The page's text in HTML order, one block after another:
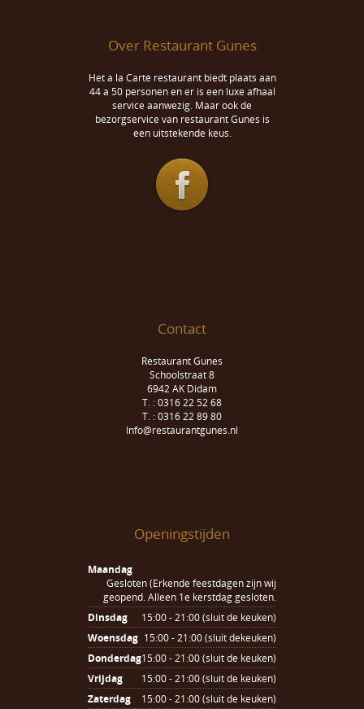
Over Restaurant Gunes
Het a la Carté restaurant biedt plaats aan
44 a 50 personen en er is een luxe afhaal
service aanwezig. Maar ook de
bezorgservice van restaurant Gunes is
een uitstekende keus.
Contact
Restaurant Gunes
Schoolstraat 8
6942 AK Didam
T. : 0316 22 52 68
T. : 0316 22 89 80
Info@restaurantgunes.nl
Openingstijden
Maandag
Gesloten (Erkende feestdagen zijn wij
geopend. Alleen 1e kerstdag gesloten.
Dinsdag
15:00 - 21:00 (sluit de keuken)
Woensdag 15:00 - 21:00 (sluit dekeuken)
Donderdag15:00 - 21:00 (sluit de keuken)
Vrijdag
15:00 - 21:00 (sluit de keuken)
Zaterdag
15:00 - 21:00 (sluit de keuken)